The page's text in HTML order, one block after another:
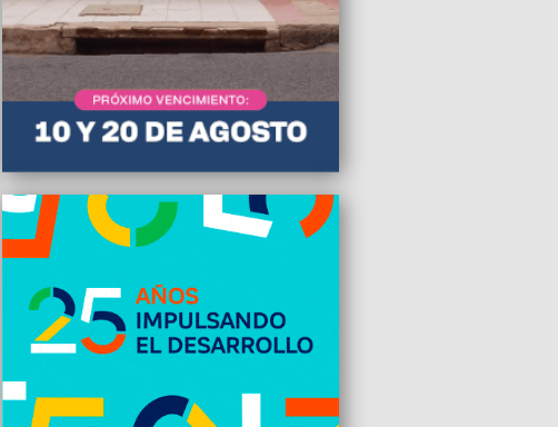
Chocolate y el Alfajor a la Reserva Forestal
Atlántida
Tercera edición del Campeonato Marplatense
de Duatlón, deporte, costa y adrenalina en
Punta Mogotes